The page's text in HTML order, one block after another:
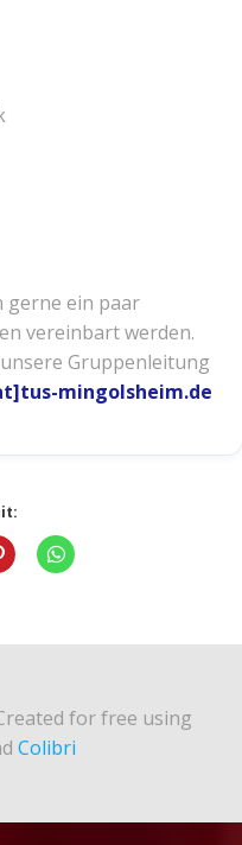
gerne ein paar
vereinbart werden.
Gruppenleitung
mingolsheim.de
for free using
Colibri